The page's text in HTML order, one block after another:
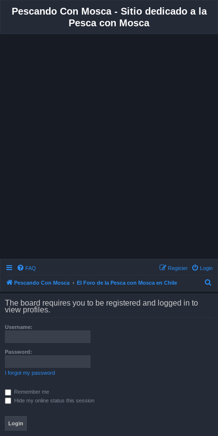
Pescando Con Mosca - Sitio dedicado a la
Pesca con Mosca
FAQ Login
Register
Pescando Con Mosca El Foro de la Pesca con Mosca en Chile
The board requires you to be registered and logged in to
view profiles.
Username:
Password:
I forgot my password
Remember me
Hide my online status this session